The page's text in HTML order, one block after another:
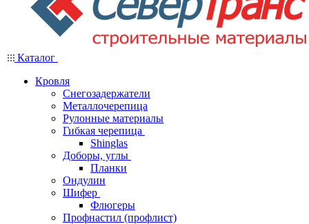
Каталог
Кровля
Снегозадержатели
Металлочерепица
Рулонные материалы
Гибкая черепица
Shinglas
Доборы, углы
Планки
Ондулин
Шифер
Флюгеры
Профнастил (профлист)